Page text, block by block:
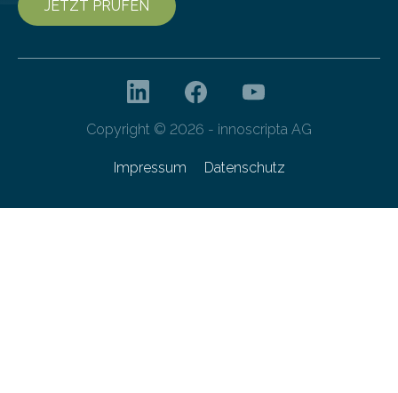
JETZT PRÜFEN
Copyright © 2026 - innoscripta AG
Impressum Datenschutz